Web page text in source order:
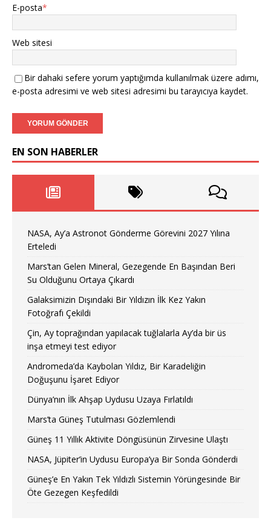
E-posta*
Web sitesi
Bir dahaki sefere yorum yaptığımda kullanılmak üzere adımı,
e-posta adresimi ve web sitesi adresimi bu tarayıcıya kaydet.
EN SON HABERLER
NASA, Ay’a Astronot Gönderme Görevini 2027 Yılına
Erteledi
Mars’tan Gelen Mineral, Gezegende En Başından Beri
Su Olduğunu Ortaya Çıkardı
Galaksimizin Dışındaki Bir Yıldızın İlk Kez Yakın
Fotoğrafı Çekildi
Çin, Ay toprağından yapılacak tuğlalarla Ay’da bir üs
inşa etmeyi test ediyor
Andromeda’da Kaybolan Yıldız, Bir Karadeliğin
Doğuşunu İşaret Ediyor
Dünya’nın İlk Ahşap Uydusu Uzaya Fırlatıldı
Mars’ta Güneş Tutulması Gözlemlendi
Güneş 11 Yıllık Aktivite Döngüsünün Zirvesine Ulaştı
NASA, Jüpiter’in Uydusu Europa’ya Bir Sonda Gönderdi
Güneş’e En Yakın Tek Yıldızlı Sistemin Yörüngesinde Bir
Öte Gezegen Keşfedildi